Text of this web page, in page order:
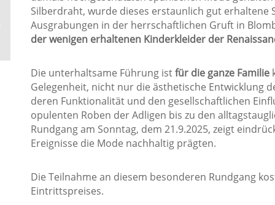
Silberdraht, wurde dieses erstaunlich gut erhaltene
Ausgrabungen in der herrschaftlichen Gruft in
der wenigen erhaltenen Kinderkleider der
Die unterhaltsame Führung istfür die ganze Familie
Gelegenheit, nicht nur die ästhetische Entwicklung
deren Funktionalität und den gesellschaftlichen
opulenten Roben der Adligen bis zu den
Rundgang am Sonntag, dem 21.9.2025, zeigt
Ereignisse die Mode nachhaltig prägten.
Die Teilnahme an diesem besonderen Rundgang
Eintrittspreises.